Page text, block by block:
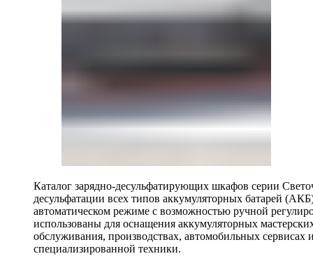
Каталог зарядно-десульфатирующих шкафов серии
десульфатации всех типов аккумуляторных батарей
автоматическом режиме с возможностью ручной
использованы для оснащения аккумуляторных
обслуживания, производствах, автомобильных
специализированной техники.